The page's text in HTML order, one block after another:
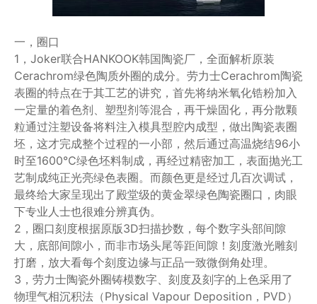
一，圈口
1，Joker联合HANKOOK韩国陶瓷厂，全面解析原装
Cerachrom绿色陶质外圈的成分。劳力士Cerachrom陶瓷
表圈的特点在于其工艺的讲究，首先将纳米氧化锆粉加入
一定量的着色剂、塑型剂等混合，再干燥固化，再分散颗
粒通过注塑设备将料注入模具型腔内成型，做出陶瓷表圈
坯，这才完成整个过程的一小部，然后通过高温烧结96小
时至1600℃绿色坯料制成，再经过精密加工，表面抛光工
艺制成纯正光亮绿色表圈。而颜色更是经过几百次调试，
最终给大家呈现出了殿堂级的黄金翠绿色陶瓷圈口，肉眼
下专业人士也很难分辨真伪。
2，圈口刻度根据原版3D扫描抄数，每个数字头部间隙
大，底部间隙小，而非市场头尾等距间隙！刻度激光雕刻
打磨，放大看每个刻度边缘与正品一致微倒角处理。
3，劳力士陶瓷外圈铸模数字、刻度及刻字的上色采用了
物理气相沉积法（Physical Vapour Deposition，PVD）